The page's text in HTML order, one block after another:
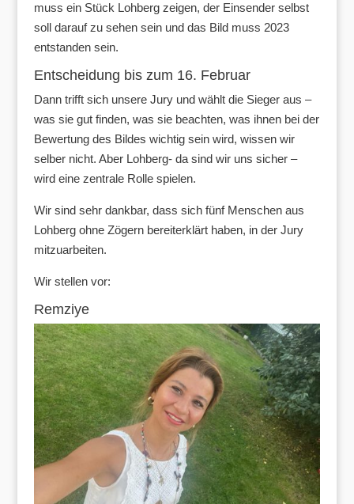
muss ein Stück Lohberg zeigen, der Einsender selbst
soll darauf zu sehen sein und das Bild muss 2023
entstanden sein.
Entscheidung bis zum 16. Februar
Dann trifft sich unsere Jury und wählt die Sieger aus –
was sie gut finden, was sie beachten, was ihnen bei der
Bewertung des Bildes wichtig sein wird, wissen wir
selber nicht. Aber Lohberg- da sind wir uns sicher –
wird eine zentrale Rolle spielen.
Wir sind sehr dankbar, dass sich fünf Menschen aus
Lohberg ohne Zögern bereiterklärt haben, in der Jury
mitzuarbeiten.
Wir stellen vor:
Remziye